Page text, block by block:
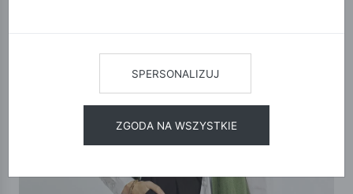
SPERSONALIZUJ
ZGODA NA WSZYSTKIE